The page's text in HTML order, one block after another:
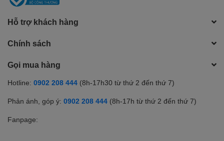
Hỗ trợ khách hàng
Chính sách
Gọi mua hàng
Hotline: 0902 208 444 (8h-17h30 từ thứ 2 đến thứ 7)
Phản ánh, góp ý: 0902 208 444 (8h-17h từ thứ 2 đến thứ 7)
Fanpage: